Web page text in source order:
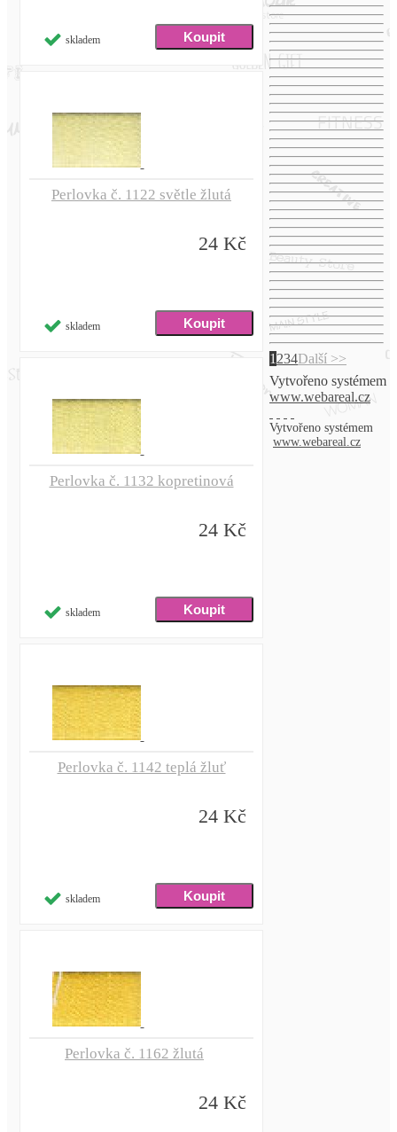
skladem
Perlovka č. 1122 světle žlutá
24 Kč
skladem
Perlovka č. 1132 kopretinová
24 Kč
skladem
Perlovka č. 1142 teplá žluť
24 Kč
skladem
Perlovka č. 1162 žlutá
24 Kč
1 234Další >>
Vytvořeno systémem
www.webareal.cz
Vytvořeno systémem
www.webareal.cz